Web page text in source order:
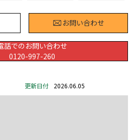
お問い合わせ
話でのお問い合わせ
0120-997-260
更新日付 2026.06.05